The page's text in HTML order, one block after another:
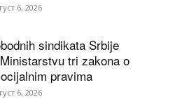
6, 2026
sindikata Srbije
tri zakona o
pravima
6, 2026